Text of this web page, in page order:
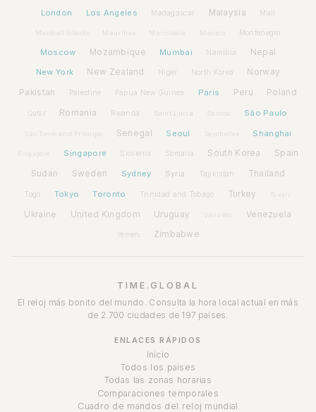
London Los Angeles Madagascar Malaysia Mali
Mauritius Micronesia Monaco Montenegro
Moscow Mozambique Mumbai Namibia Nepal
New York New Zealand Niger North Korea Norway
Pakistan Palestine Papua New Guinea Paris Peru Poland
Qatar Romania Rwanda Saint Lucia Samoa São Paulo
São Tomé and Príncipe Senegal Seoul Seychelles Shanghai
Singapore Slovenia Somalia South Korea Spain
Sudan Sweden Sydney Syria Tajikistan Thailand
Togo Tokyo Toronto Trinidad and Tobago Turkey Tuvalu
Ukraine United Kingdom Uruguay Vanuatu Venezuela
Yemen Zimbabwe
TIME.GLOBAL
El reloj más bonito del mundo. Consulta la hora local actual en más
de 2.700 ciudades de 197 países.
ENLACES RÁPIDOS
Inicio
Todos los países
Todas las zonas horarias
Comparaciones temporales
Cuadro de mandos del reloj mundial